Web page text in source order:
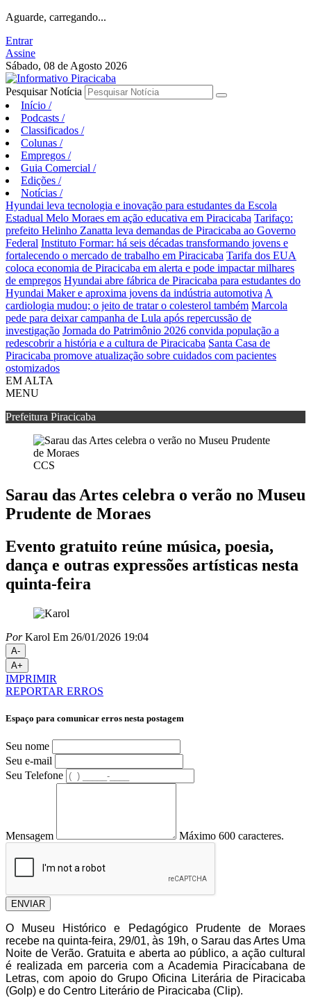
Aguarde, carregando...
Entrar
Assine
Sábado, 08 de Agosto 2026
Pesquisar Notícia
Início /
Podcasts /
Classificados /
Colunas /
Empregos /
Guia Comercial /
Edições /
Notícias /
Hyundai leva tecnologia e inovação para estudantes da Escola
Estadual Melo Moraes em ação educativa em Piracicaba Tarifaço:
prefeito Helinho Zanatta leva demandas de Piracicaba ao Governo
Federal Instituto Formar: há seis décadas transformando jovens e
fortalecendo o mercado de trabalho em Piracicaba Tarifa dos EUA
coloca economia de Piracicaba em alerta e pode impactar milhares
de empregos Hyundai abre fábrica de Piracicaba para estudantes do
Hyundai Maker e aproxima jovens da indústria automotiva A
cardiologia mudou; o jeito de tratar o colesterol também Marcola
pede para deixar campanha de Lula após repercussão de
investigação Jornada do Patrimônio 2026 convida população a
redescobrir a história e a cultura de Piracicaba Santa Casa de
Piracicaba promove atualização sobre cuidados com pacientes
ostomizados
EM ALTA
MENU
Prefeitura Piracicaba
CCS
Sarau das Artes celebra o verão no Museu
Prudente de Moraes
Evento gratuito reúne música, poesia,
dança e outras expressões artísticas nesta
quinta-feira
PorKarol Em 26/01/2026 19:04
A-
A+
IMPRIMIR
REPORTAR ERROS
Espaço para comunicar erros nesta postagem
Seu nome
Seu e-mail
Seu Telefone
Mensagem Máximo 600 caracteres.
ENVIAR
O Museu Histórico e Pedagógico Prudente de Moraes
recebe na quinta-feira, 29/01, às 19h, o Sarau das Artes Uma
Noite de Verão. Gratuita e aberta ao público, a ação cultural
é realizada em parceria com a Academia Piracicabana de
Letras, com apoio do Grupo Oficina Literária de Piracicaba
(Golp) e do Centro Literário de Piracicaba (Clip).